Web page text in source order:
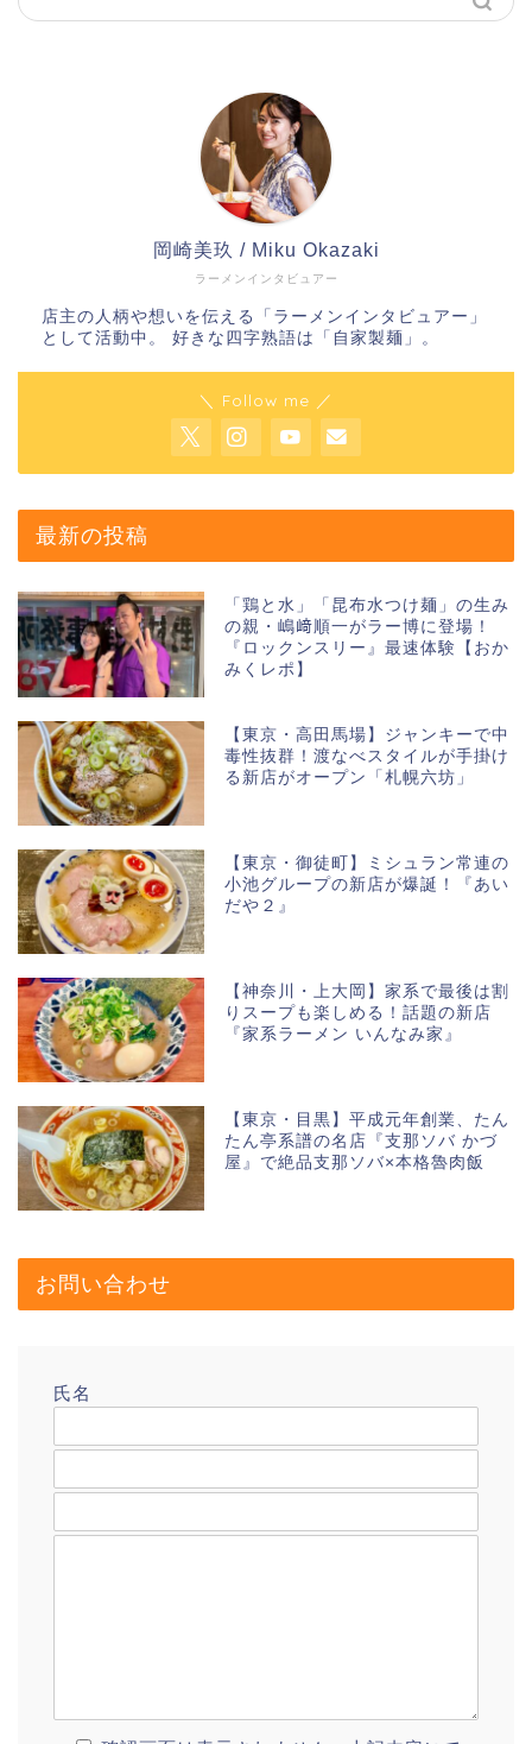
ラーメンインタビュアー
岡崎美玖 / Miku Okazaki
店主の人柄や想いを伝える「ラーメンインタビュアー」
として活動中。 好きな四字熟語は「自家製麺」。
＼ Follow me ／
最新の投稿
「鶏と水」「昆布水つけ麺」の生み
の親・嶋﨑順一がラー博に登場！
『ロックンスリー』最速体験【おか
みくレポ】
【東京・高田馬場】ジャンキーで中
毒性抜群！渡なべスタイルが手掛け
る新店がオープン「札幌六坊」
【東京・御徒町】ミシュラン常連の
小池グループの新店が爆誕！『あい
だや２』
【神奈川・上大岡】家系で最後は割
りスープも楽しめる！話題の新店
『家系ラーメン いんなみ家』
【東京・目黒】平成元年創業、たん
たん亭系譜の名店『支那ソバ かづ
屋』で絶品支那ソバ×本格魯肉飯
お問い合わせ
氏名
プロフィール